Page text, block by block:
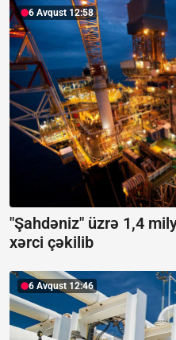
6 Avqust 12:58
"Şahdəniz" üzrə 1,4
xərci çəkilib
6 Avqust 12:46